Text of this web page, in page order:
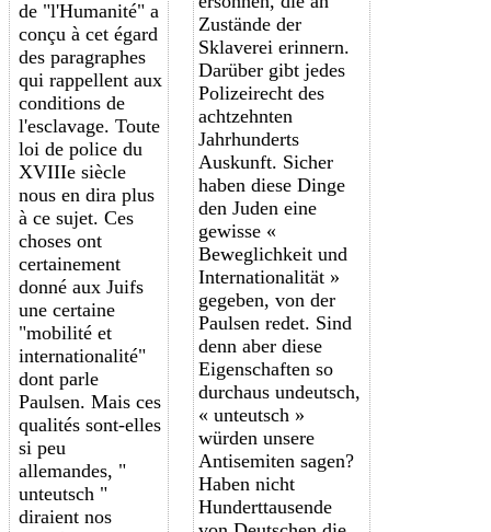
de "l'Humanité" a
conçu à cet égard
des paragraphes
qui rappellent aux
conditions de
l'esclavage. Toute
loi de police du
XVIIIe siècle
nous en dira plus
à ce sujet. Ces
choses ont
certainement
donné aux Juifs
une certaine
"mobilité et
internationalité"
dont parle
Paulsen. Mais ces
qualités sont-elles
si peu
allemandes, "
unteutsch "
diraient nos
Zustände der
Sklaverei erinnern.
Darüber gibt jedes
Polizeirecht des
achtzehnten
Jahrhunderts
Auskunft. Sicher
haben diese Dinge
den Juden eine
gewisse «
Beweglichkeit und
Internationalität »
gegeben, von der
Paulsen redet. Sind
denn aber diese
Eigenschaften so
durchaus undeutsch,
« unteutsch »
würden unsere
Antisemiten sagen?
Haben nicht
Hunderttausende